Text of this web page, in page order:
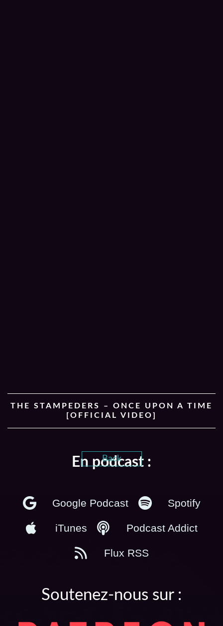
THE STAMPEDERS – ONCE UPON A TIME
[OFFICIAL VIDEO]
Back
En podcast :
Google Podcast Spotify
iTunes Podcast Addict
Flux RSS
Soutenez-nous sur :